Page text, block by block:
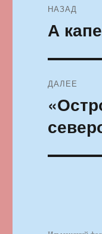
по
НАЗАД
А
ДАЛЕЕ
Следующая